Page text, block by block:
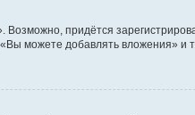
придётся
можете добавлять вложения» и